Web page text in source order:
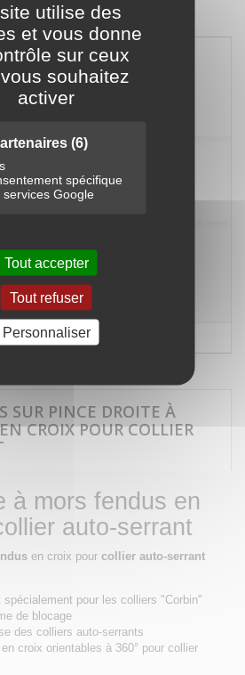
utilise des
et vous donne
sur ceux
souhaitez
activer
(6)
spécifique
services Google
Tout accepter
Tout refuser
Personnaliser
d'envies
SUR PINCE DROITE À
CROIX POUR COLLIER
à mors fendus en
auto-serrant
en croix pour collier auto-serrant
spécialement pour les colliers "Corbin"
de blocage
des colliers auto-serrants
croix orientables à 360° pour collier